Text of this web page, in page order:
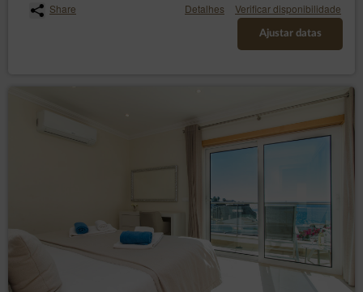
DISPOSIÇÕES FINAIS
1. A pessoa que faz uma reserva online é totalmente
responsável pela correcção dos dados fornecidos no
caso de irregularidades que não possam ser corrigidas
através da edição da reserva, é favor contactar urgentemente
o Prestador de Serviços.
2. Os dados de contacto estão disponíveis no separador
3. O acordo está sujeito à lei polaca.
4. O cliente declara ter sido informado sobre o conteúdo da
arte. 38 pt. 12 da Lei de 30 de Maio de 2014 sobre os direitos
do consumidor, segundo a qual no caso de contratos de
prestação de serviços de alojamento, que não sejam para fins
residenciais, o consumidor não tem direito às disposições da
Share
Detalhes Verificar disponibilidade
Ajustar datas